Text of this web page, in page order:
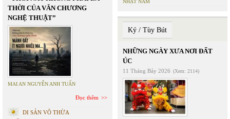
THỜI CỦA VĂN CHƯƠNG
NGHỆ THUẬT”
MAI AN NGUYỄN ANH TUẤN
Đọc thêm
DI SẢN VÔ THỪA
NHẬT NAM
Ký / Tùy Bút
NHỮNG NGÀY XƯA NƠI ĐẤT
ÚC
11 Tháng Bảy 2026 (Xem: 2114)